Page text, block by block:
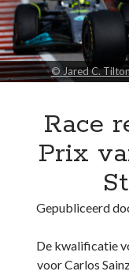
Zoeken
Recente berichten
Het regeldilemma van
Waarom de legaliteit
Briefje aan Jos –
De Formule 1 weigert
© Jared C.
Race
Prix
Gepubliceerd
De kwalificatie
voor Carlos